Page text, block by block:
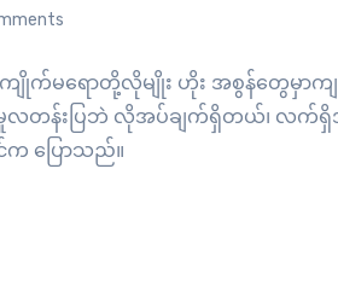
ကျိုက်မရောတို့လိုမျိုး ဟိုး အစွန်တွေမှာ
လတန်းပြဘဲ လိုအပ်ချက်ရှိတယ်၊ လက်ရှိ
ပြောသည်။